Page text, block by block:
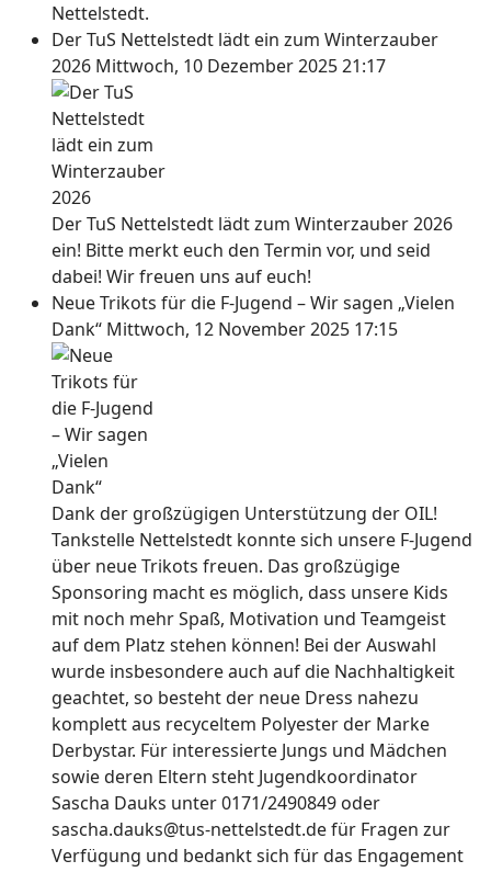
Nettelstedt.
Der TuS Nettelstedt lädt ein zum Winterzauber
2026 Mittwoch, 10 Dezember 2025 21:17
Der TuS Nettelstedt lädt zum Winterzauber 2026
ein! Bitte merkt euch den Termin vor, und seid
dabei! Wir freuen uns auf euch!
Neue Trikots für die F-Jugend – Wir sagen „Vielen
Dank“ Mittwoch, 12 November 2025 17:15
Dank der großzügigen Unterstützung der OIL!
Tankstelle Nettelstedt konnte sich unsere F-Jugend
über neue Trikots freuen. Das großzügige
Sponsoring macht es möglich, dass unsere Kids
mit noch mehr Spaß, Motivation und Teamgeist
auf dem Platz stehen können! Bei der Auswahl
wurde insbesondere auch auf die Nachhaltigkeit
geachtet, so besteht der neue Dress nahezu
komplett aus recyceltem Polyester der Marke
Derbystar. Für interessierte Jungs und Mädchen
sowie deren Eltern steht Jugendkoordinator
Sascha Dauks unter 0171/2490849 oder
sascha.dauks@tus-nettelstedt.de für Fragen zur
Verfügung und bedankt sich für das Engagement